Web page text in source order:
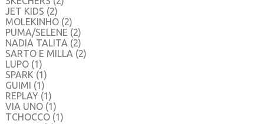
JET KIDS (2)
MOLEKINHO (2)
PUMA/SELENE (2)
NADIA TALITA (2)
SARTO E MILLA (2)
LUPO (1)
SPARK (1)
GUIMI (1)
REPLAY (1)
VIA UNO (1)
TCHOCCO (1)